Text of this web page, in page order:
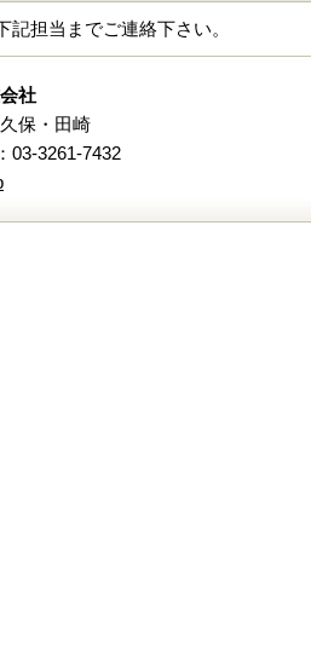
担当までご連絡下さい。
社
保・田崎
03-3261-7432